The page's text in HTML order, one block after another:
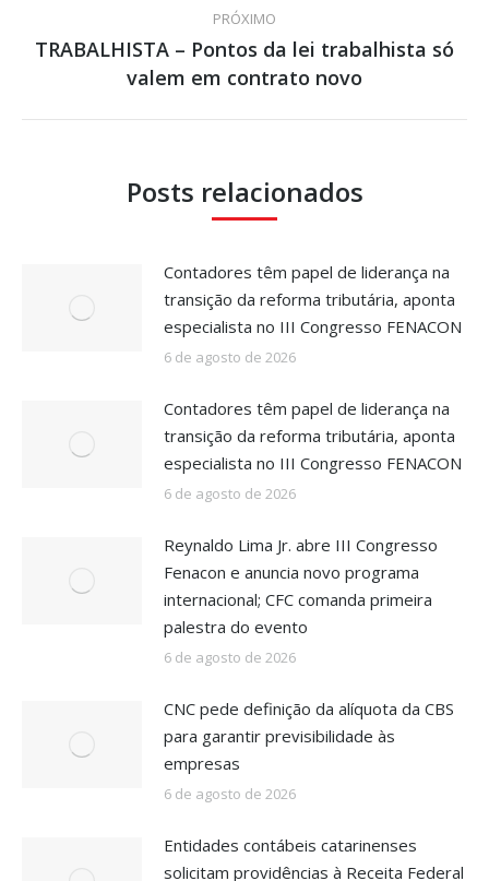
PRÓXIMO
Próximo
post:
TRABALHISTA – Pontos da lei trabalhista só
valem em contrato novo
Posts relacionados
Contadores têm papel de liderança na
transição da reforma tributária, aponta
especialista no III Congresso FENACON
6 de agosto de 2026
Contadores têm papel de liderança na
transição da reforma tributária, aponta
especialista no III Congresso FENACON
6 de agosto de 2026
Reynaldo Lima Jr. abre III Congresso
Fenacon e anuncia novo programa
internacional; CFC comanda primeira
palestra do evento
6 de agosto de 2026
CNC pede definição da alíquota da CBS
para garantir previsibilidade às
empresas
6 de agosto de 2026
Entidades contábeis catarinenses
solicitam providências à Receita Federal